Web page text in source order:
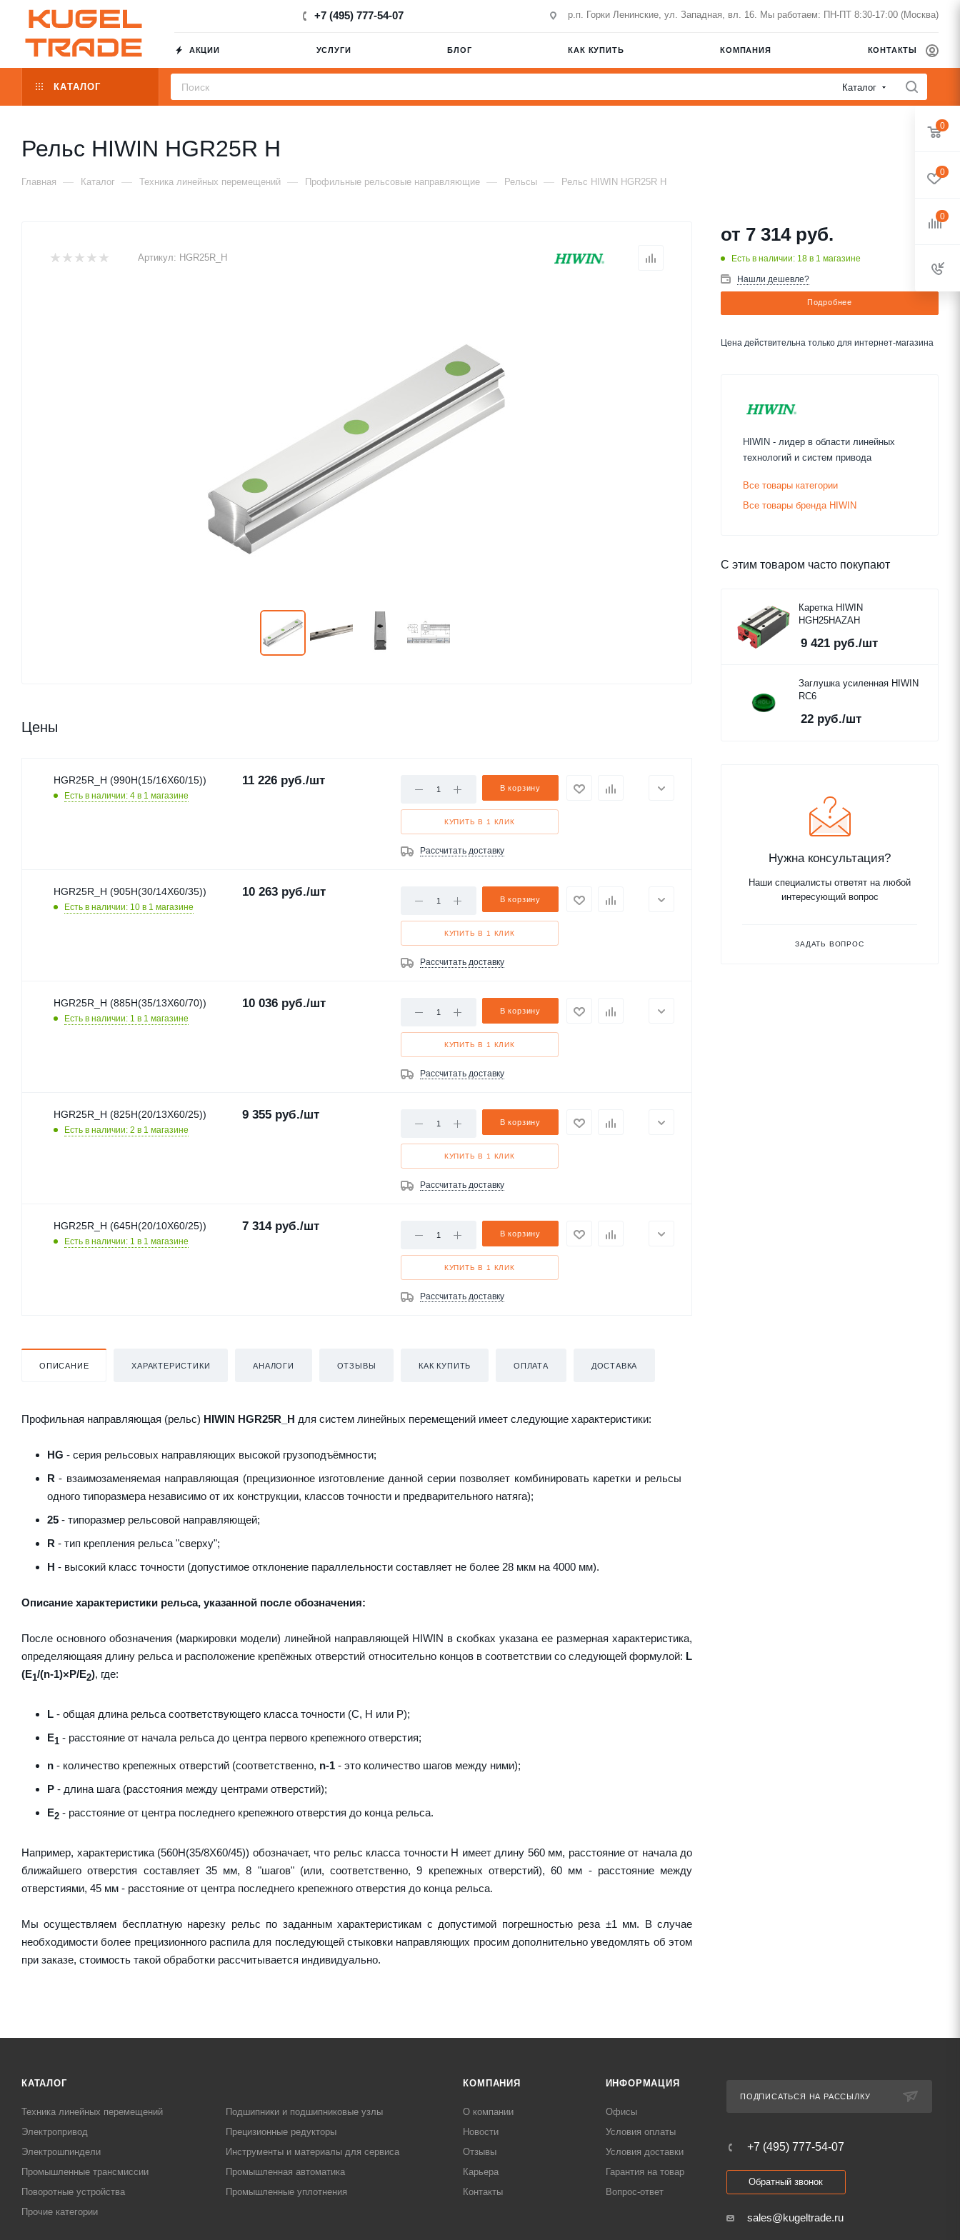
+7 (495) 777-54-07 р.п. Горки Ленинские, ул. Западная, вл. 16. Мы работаем: ПН-ПТ 8:30-17:00 (Москва)
АКЦИИ УСЛУГИ БЛОГ КАК КУПИТЬ КОМПАНИЯ КОНТАКТЫ
КАТАЛОГ Каталог
Рельс HIWIN HGR25R H
Главная — Каталог — Техника линейных перемещений — Профильные рельсовые направляющие — Рельсы — Рельс HIWIN HGR25R H
Артикул: HGR25R_H
Цены
HGR25R_H (990H(15/16X60/15))
Есть в наличии: 4 в 1 магазине
11 226руб./шт
В корзину
КУПИТЬ В 1 КЛИК
Рассчитать доставку
HGR25R_H (905H(30/14X60/35))
Есть в наличии: 10 в 1 магазине
10 263руб./шт
В корзину
КУПИТЬ В 1 КЛИК
Рассчитать доставку
HGR25R_H (885H(35/13X60/70))
Есть в наличии: 1 в 1 магазине
10 036руб./шт
В корзину
КУПИТЬ В 1 КЛИК
Рассчитать доставку
HGR25R_H (825H(20/13X60/25))
Есть в наличии: 2 в 1 магазине
9 355руб./шт
В корзину
КУПИТЬ В 1 КЛИК
Рассчитать доставку
HGR25R_H (645H(20/10X60/25))
Есть в наличии: 1 в 1 магазине
7 314руб./шт
В корзину
КУПИТЬ В 1 КЛИК
Рассчитать доставку
ОПИСАНИЕ ХАРАКТЕРИСТИКИ АНАЛОГИ ОТЗЫВЫ КАК КУПИТЬ ОПЛАТА ДОСТАВКА
Профильная направляющая (рельс) HIWIN HGR25R_H для систем линейных перемещений имеет следующие характеристики:
HG - серия рельсовых направляющих высокой грузоподъёмности;
R - взаимозаменяемая направляющая (прецизионное изготовление данной серии позволяет комбинировать каретки и рельсы
одного типоразмера независимо от их конструкции, классов точности и предварительного натяга);
25 - типоразмер рельсовой направляющей;
R - тип крепления рельса "сверху";
H - высокий класс точности (допустимое отклонение параллельности составляет не более 28 мкм на 4000 мм).
Описание характеристики рельса, указанной после обозначения:
После основного обозначения (маркировки модели) линейной направляющей HIWIN в скобках указана ее размерная характеристика,
определяющаяя длину рельса и расположение крепёжных отверстий относительно концов в соответствии со следующей формулой: L
(E1/(n-1)×P/E2), где:
L - общая длина рельса соответствующего класса точности (С, H или Р);
E1 - расстояние от начала рельса до центра первого крепежного отверстия;
n - количество крепежных отверстий (соответственно, n-1 - это количество шагов между ними);
P - длина шага (расстояния между центрами отверстий);
E2 - расстояние от центра последнего крепежного отверстия до конца рельса.
Например, характеристика (560H(35/8X60/45)) обозначает, что рельс класса точности H имеет длину 560 мм, расстояние от начала до
ближайшего отверстия составляет 35 мм, 8 "шагов" (или, соответственно, 9 крепежных отверстий), 60 мм - расстояние между
отверстиями, 45 мм - расстояние от центра последнего крепежного отверстия до конца рельса.
Мы осуществляем бесплатную нарезку рельс по заданным характеристикам с допустимой погрешностью реза ±1 мм. В случае
необходимости более прецизионного распила для последующей стыковки направляющих просим дополнительно уведомлять об этом
при заказе, стоимость такой обработки рассчитывается индивидуально.
от 7 314 руб.
Есть в наличии: 18 в 1 магазине
Нашли дешевле?
Подробнее
Цена действительна только для интернет-магазина
HIWIN - лидер в области линейных
технологий и систем привода
Все товары категории
Все товары бренда HIWIN
С этим товаром часто покупают
Каретка HIWIN
HGH25HAZAH
9 421 руб./шт
Заглушка усиленная HIWIN
RC6
22 руб./шт
Нужна консультация?
Наши специалисты ответят на любой
интересующий вопрос
ЗАДАТЬ ВОПРОС
КАТАЛОГ
Техника линейных перемещений
Подшипники и подшипниковые узлы
Электропривод
Прецизионные редукторы
Электрошпиндели
Инструменты и материалы для сервиса
Промышленные трансмиссии
Промышленная автоматика
Поворотные устройства
Промышленные уплотнения
Прочие категории
КОМПАНИЯ
О компании
Новости
Отзывы
Карьера
Контакты
ИНФОРМАЦИЯ
Офисы
Условия оплаты
Условия доставки
Гарантия на товар
Вопрос-ответ
ПОДПИСАТЬСЯ НА РАССЫЛКУ
+7 (495) 777-54-07
Обратный звонок
sales@kugeltrade.ru
0
0
0